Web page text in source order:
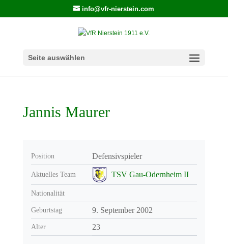
info@vfr-nierstein.com
Seite auswählen
Jannis Maurer
Position Defensivspieler
Aktuelles Team TSV Gau-Odernheim II
Nationalität
Geburtstag 9. September 2002
Alter 23